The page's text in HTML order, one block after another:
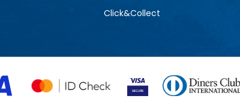
Click&Collect